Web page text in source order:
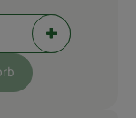
ausgewählt)
Portionen